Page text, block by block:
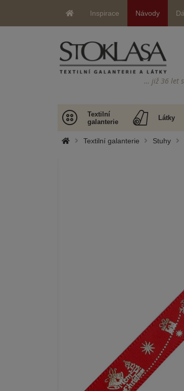
Inspirace Návody
… již 36 let
Textilní
galanterie
Látky
Textilní galanterie Stuhy